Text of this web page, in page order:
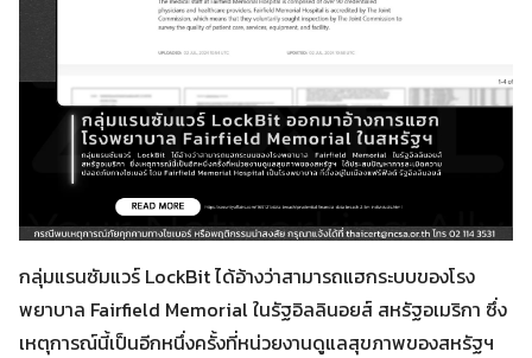
กลุ่มแรนซัมแวร์ LockBit ได้อ้างว่าสามารถแฮกระบบของโรง
พยาบาล Fairfield Memorial ในรัฐอิลลินอยส์ สหรัฐอเมริกา ซึ่ง
เหตุการณ์นี้เป็นอีกหนึ่งครั้งที่หน่วยงานดูแลสุขภาพของสหรัฐฯ